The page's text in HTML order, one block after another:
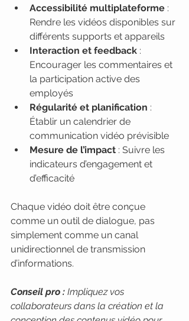
Accessibilité multiplateforme :
Rendre les vidéos disponibles sur
différents supports et appareils
Interaction et feedback :
Encourager les commentaires et
la participation active des
employés
Régularité et planification :
Établir un calendrier de
communication vidéo prévisible
Mesure de l’impact : Suivre les
indicateurs d’engagement et
d’efficacité
Chaque vidéo doit être conçue
comme un outil de dialogue, pas
simplement comme un canal
unidirectionnel de transmission
d’informations.
Conseil pro : Impliquez vos
collaborateurs dans la création et la